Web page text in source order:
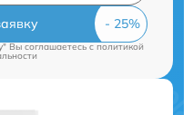
Вы соглашаетесь cполитикой